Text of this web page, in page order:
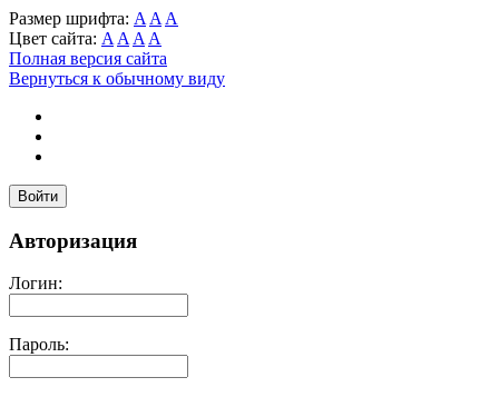
Размер шрифта: A A A
Цвет сайта: A A A A
Полная версия сайта
Вернуться к обычному виду
Войти
Авторизация
Логин:
Пароль: